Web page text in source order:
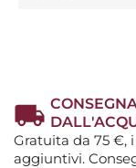
Gratuita da 75 €,
aggiuntivi.